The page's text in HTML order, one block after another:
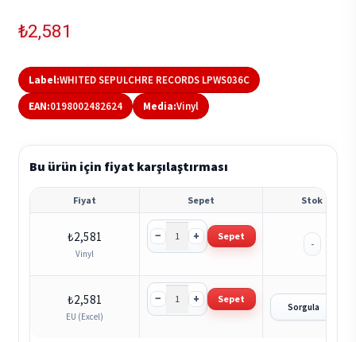
₺2,581
Label:WHITED SEPULCHRE RECORDS LPWS036C
EAN:0198002482624 Media:Vinyl
Bu ürün için fiyat karşılaştırması
Fiyat Sepet Stok
₺2,581
Vinyl
− + Sepet
-
₺2,581
EU (Excel)
− + Sepet
Sorgula